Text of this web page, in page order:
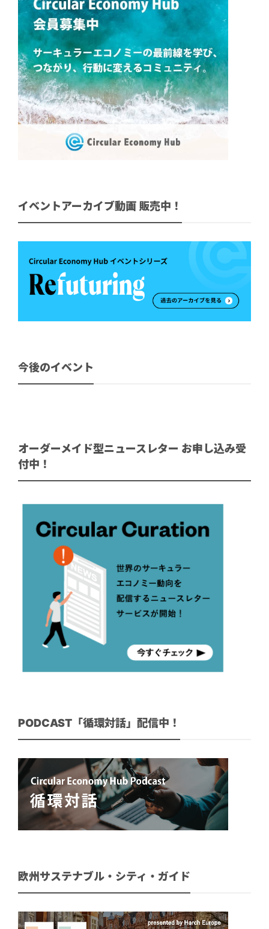
イベントアーカイブ動画 販売中！
今後のイベント
オーダーメイド型ニュースレター お申し込み受
付中！
PODCAST「循環対話」配信中！
欧州サステナブル・シティ・ガイド